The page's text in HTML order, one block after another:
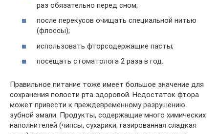
раз обязательно перед сном;
после перекусов очищать специальной нитью
(флоссы);
использовать фторсодержащие пасты;
посещать стоматолога 2 раза в год.
Правильное питание тоже имеет большое значение для
сохранения полости рта здоровой. Недостаток фтора
может привести к преждевременному разрушению
зубной эмали. Продукты, содержащие много химических
наполнителей (чипсы, сухарики, газированная сладкая